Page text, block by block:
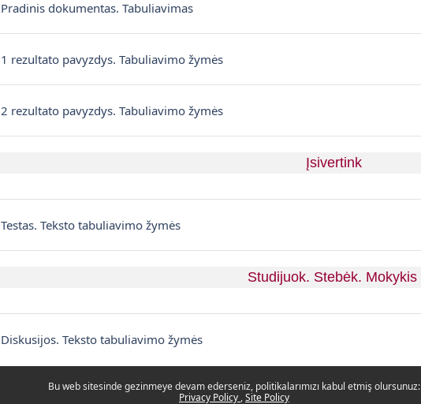
Bu web sitesinde gezinmeye devam ederseniz, politikalarımızı kabul etmiş olursunuz:
Privacy Policy Site Policy
Pradinis dokumentas. Tabuliavimas
1 rezultato pavyzdys. Tabuliavimo žymės
2 rezultato pavyzdys. Tabuliavimo žymės
Įsivertink
Testas. Teksto tabuliavimo žymėsSınav
Studijuok. Stebėk. Mokykis
Diskusijos. Teksto tabuliavimo žymės